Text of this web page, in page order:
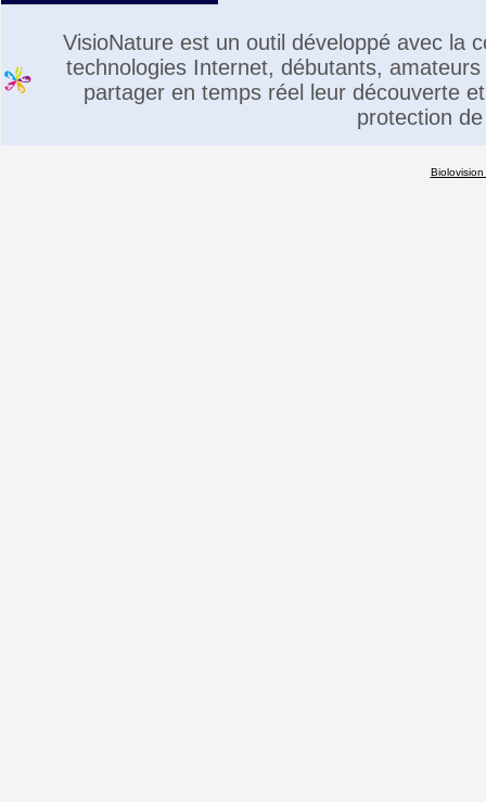
VisioNature est un outil développé avec la
technologies Internet, débutants,
partager en temps réel leur découverte
protection
Biolovision